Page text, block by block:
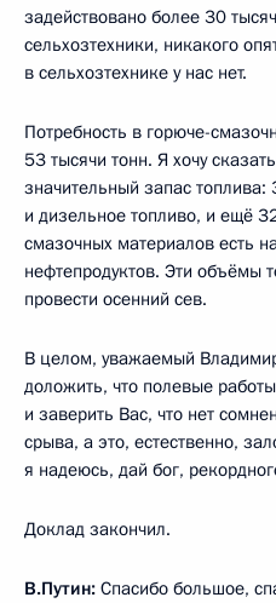
задействовано более 30
сельхозтехники, никакого
в сельхозтехнике у нас нет.
Потребность в горюче-
53 тысячи тонн. Я хочу
значительный запас
и дизельное топливо, и ещё
смазочных материалов есть
нефтепродуктов. Эти объёмы
провести осенний сев.
В целом, уважаемый
доложить, что полевые
и заверить Вас, что нет
срыва, а это, естественно,
я надеюсь, дай бог,
Доклад закончил.
В.Путин: Спасибо большое,